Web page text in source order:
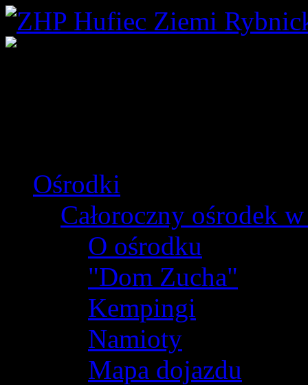
Ośrodki
Całoroczny ośrodek
O ośrodku
"Dom Zucha"
Kempingi
Namioty
Mapa dojazdu